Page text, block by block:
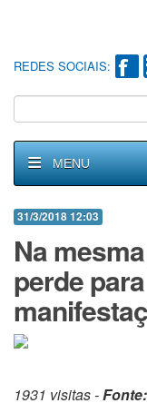
REDES SOCIAIS:
MENU
31/3/2018 12:03
Na
perde
1931 visitas -Fonte: